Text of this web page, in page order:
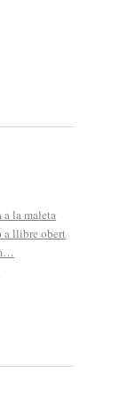
la maleta
a llibre obert